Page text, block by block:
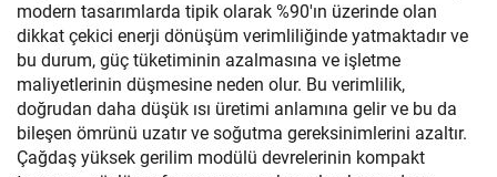
modern tasarımlarda tipik olarak %90'ın üzerinde olan
dikkat çekici enerji dönüşüm verimliliğinde yatmaktadır ve
bu durum, güç tüketiminin azalmasına ve işletme
maliyetlerinin düşmesine neden olur. Bu verimlilik,
doğrudan daha düşük ısı üretimi anlamına gelir ve bu da
bileşen ömrünü uzatır ve soğutma gereksinimlerini azaltır.
Çağdaş yüksek gerilim modülü devrelerinin kompakt